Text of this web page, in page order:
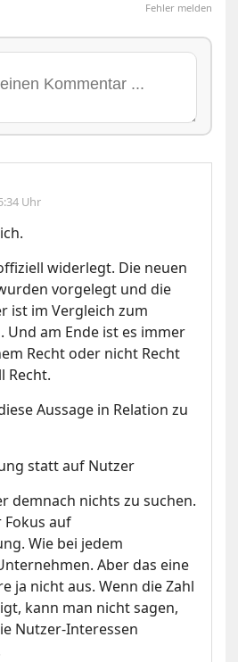
Fehler melden
Uhr
widerlegt. Die neuen
vorgelegt und die
ist im Vergleich zum
Und am Ende ist es immer
Recht oder nicht Recht
Recht.
Aussage in Relation zu
statt auf Nutzer
demnach nichts zu suchen.
auf
Wie bei jedem
Aber das eine
ja nicht aus. Wenn die Zahl
kann man nicht sagen,
Nutzer-Interessen